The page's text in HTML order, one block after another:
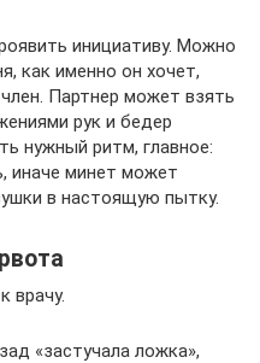
инициативу. Можно
как именно он хочет,
Партнер может взять
рук и бедер
нужный ритм, главное:
иначе минет может
в настоящую пытку.
врачу.
«застучала ложка»,